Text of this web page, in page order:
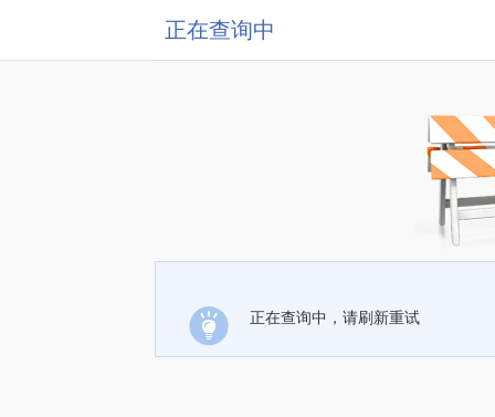
正在查询中
正在查询中，请刷新重试